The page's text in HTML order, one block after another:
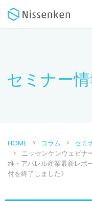
セミナー
HOME コラム
セミ
ニッセンケンウェビナ
維・アパレル産業最新レポ
付を終了しました》